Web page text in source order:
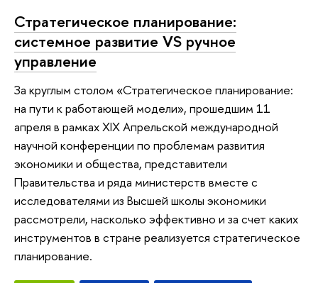
Стратегическое планирование:
системное развитие VS ручное
управление
За круглым столом «Стратегическое планирование:
на пути к работающей модели», прошедшим 11
апреля в рамках XIX Апрельской международной
научной конференции по проблемам развития
экономики и общества, представители
Правительства и ряда министерств вместе с
исследователями из Высшей школы экономики
рассмотрели, насколько эффективно и за счет каких
инструментов в стране реализуется стратегическое
планирование.